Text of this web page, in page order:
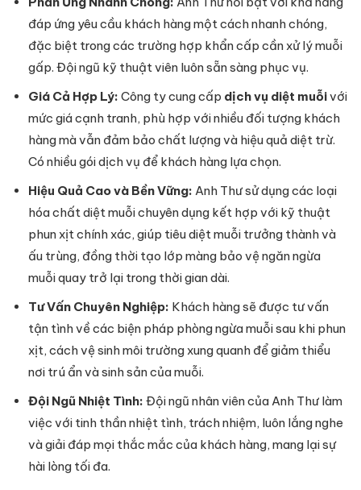
đáp ứng yêu cầu khách hàng một cách nhanh chóng,
đặc biệt trong các trường hợp khẩn cấp cần xử lý muỗi
gấp. Đội ngũ kỹ thuật viên luôn sẵn sàng phục vụ.
Giá Cả Hợp Lý: Công ty cung cấp dịch vụ diệt muỗivới
mức giá cạnh tranh, phù hợp với nhiều đối tượng khách
hàng mà vẫn đảm bảo chất lượng và hiệu quả diệt trừ.
Có nhiều gói dịch vụ để khách hàng lựa chọn.
Hiệu Quả Cao và Bền Vững: Anh Thư sử dụng các loại
hóa chất diệt muỗi chuyên dụng kết hợp với kỹ thuật
phun xịt chính xác, giúp tiêu diệt muỗi trưởng thành và
ấu trùng, đồng thời tạo lớp màng bảo vệ ngăn ngừa
muỗi quay trở lại trong thời gian dài.
Tư Vấn Chuyên Nghiệp: Khách hàng sẽ được tư vấn
tận tình về các biện pháp phòng ngừa muỗi sau khi phun
xịt, cách vệ sinh môi trường xung quanh để giảm thiểu
nơi trú ẩn và sinh sản của muỗi.
Đội Ngũ Nhiệt Tình: Đội ngũ nhân viên của Anh Thư làm
việc với tinh thần nhiệt tình, trách nhiệm, luôn lắng nghe
và giải đáp mọi thắc mắc của khách hàng, mang lại sự
hài lòng tối đa.